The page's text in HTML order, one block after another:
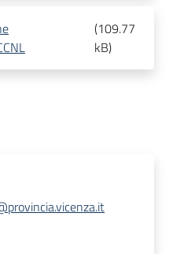
(109.77
kB)